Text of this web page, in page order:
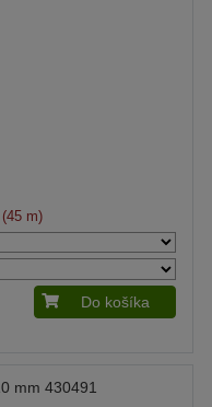
m)
Do košíka
mm 430491